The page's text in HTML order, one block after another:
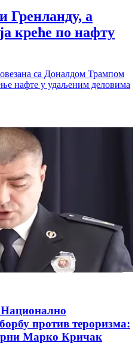
Гренланду, а
креће по нафту
са Доналдом Трампом
нафте у удаљеним деловима
против тероризма:
Марко Кричак